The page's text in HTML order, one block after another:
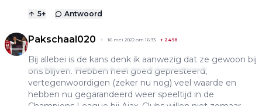
5+ Antwoord
Pakschaal020 16 mei 2022 om 16:33 + 2498
Bij allebei is de kans denk ik aanwezig dat ze gewoon bij
ons blijven. Hebben heel goed gepresteerd,
vertegenwoordigen (zeker nu nog) veel waarde en
hebben nu gegarandeerd weer speeltijd in de